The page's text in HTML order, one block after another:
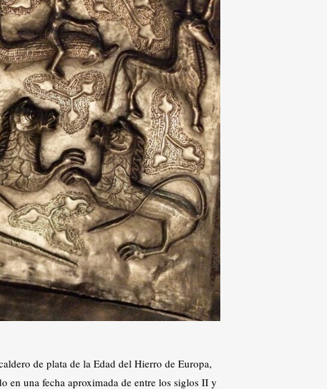
de plata de la Edad del Hierro de Europa,
en una fecha aproximada de entre los siglos II y